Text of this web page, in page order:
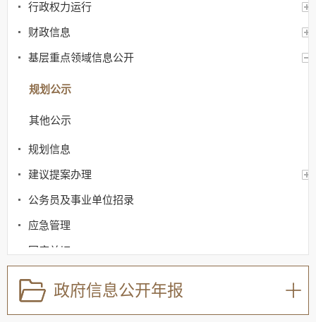
行政权力运行
财政信息
基层重点领域信息公开
规划公示
其他公示
规划信息
建议提案办理
公务员及事业单位招录
应急管理
回应关切
其他法定信息
政府信息公开年报